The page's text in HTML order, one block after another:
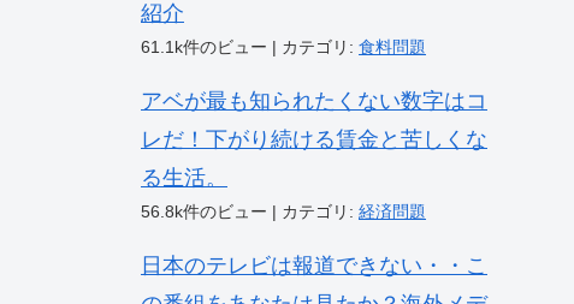
紹介
61.1k件のビュー | カテゴリ: 食料問題
アベが最も知られたくない数字はコ
レだ！下がり続ける賃金と苦しくな
る生活。
56.8k件のビュー | カテゴリ: 経済問題
日本のテレビは報道できない・・こ